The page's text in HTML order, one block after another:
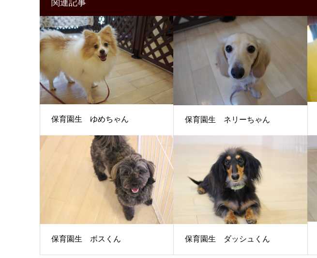
関連記事
保育園生 ゆめちゃん 保育園生 ネリーちゃん
保育園生 ボスくん 保育園生 ダッシュくん